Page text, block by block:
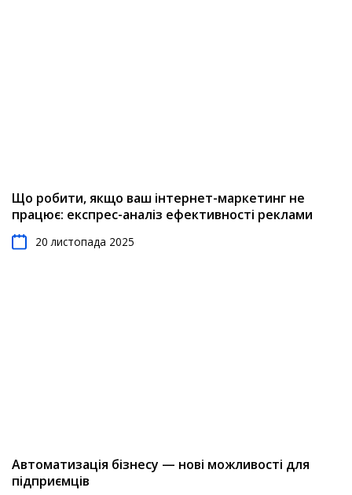
Що робити, якщо ваш інтернет-маркетинг не
працює: експрес-аналіз ефективності реклами
20 листопада 2025
Автоматизація бізнесу — нові можливості для
підприємців